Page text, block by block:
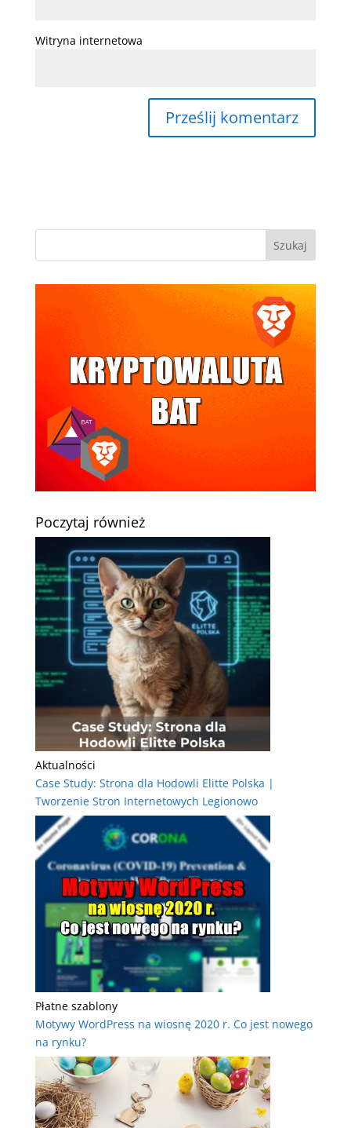
Witryna internetowa
Poczytaj również
Aktualności
Case Study: Strona dla Hodowli Elitte Polska |
Tworzenie Stron Internetowych Legionowo
Płatne szablony
Motywy WordPress na wiosnę 2020 r. Co jest nowego
na rynku?